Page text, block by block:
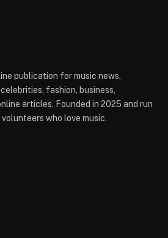
publication for music news,
fashion, business,
articles. Founded in 2025 and run
who love music.